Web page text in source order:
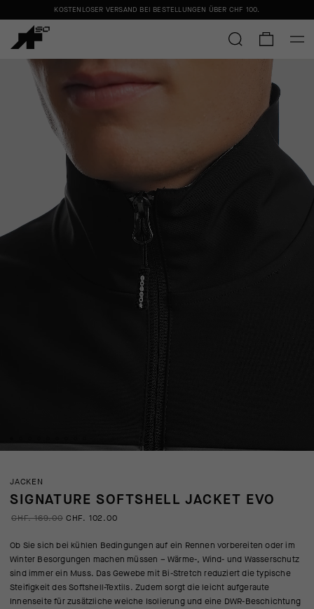
KOSTENLOSER VERSAND BEI BESTELLUNGEN ÜBER CHF 100.
JACKEN
SIGNATURE SOFTSHELL JACKET EVO
CHF. 169.00 CHF. 102.00
Ob Sie sich bei kühlen Bedingungen auf ein Rennen vorbereiten oder im
Winter Besorgungen machen müssen – Wärme-, Wind- und Wasserschutz
sind immer ein Muss. Das Gewebe mit Bi-Stretch reduziert die typische
Steifigkeit des Softshell-Textils. Zudem sorgt die leicht aufgeraute
Innenseite für zusätzliche weiche Isolierung und eine DWR-Beschichtung